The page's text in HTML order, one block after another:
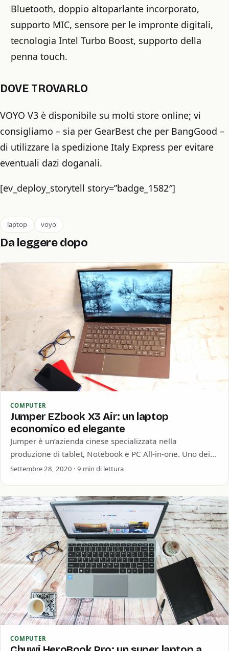
Bluetooth, doppio altoparlante incorporato,
supporto MIC, sensore per le impronte digitali,
tecnologia Intel Turbo Boost, supporto della
penna touch.
DOVE TROVARLO
VOYO V3 è disponibile su molti store online; vi
consigliamo – sia per GearBest che per BangGood –
di utilizzare la spedizione Italy Express per evitare
eventuali dazi doganali.
[ev_deploy_storytell story=”badge_1582″]
laptop voyo
Da leggere dopo
COMPUTER
Jumper EZbook X3 Air: un laptop
economico ed elegante
Jumper è un’azienda cinese specializzata nella
produzione di tablet, Notebook e PC All-in-one. Uno dei
computer che ha fatto maggior successo in…
Settembre 28, 2020 · 9 min di lettura
COMPUTER